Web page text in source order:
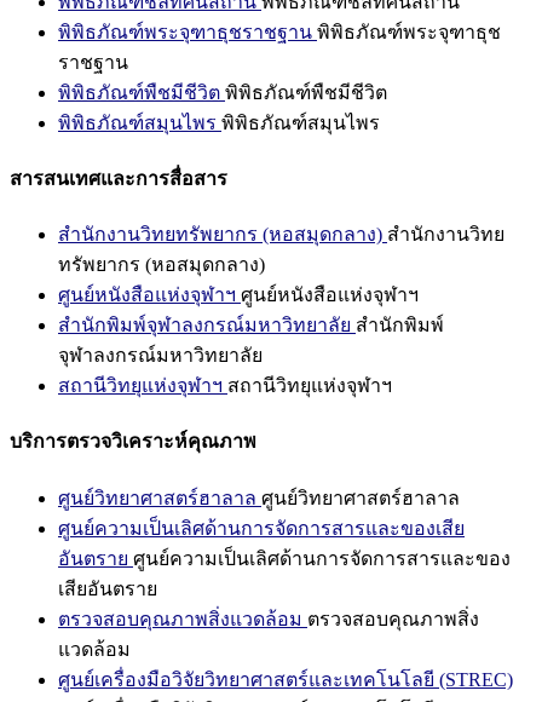
พิพิธภัณฑ์พระจุฑาธุชราชฐาน พิพิธภัณฑ์พระจุฑาธุช
ราชฐาน
พิพิธภัณฑ์พืชมีชีวิต พิพิธภัณฑ์พืชมีชีวิต
พิพิธภัณฑ์สมุนไพร พิพิธภัณฑ์สมุนไพร
สารสนเทศและการสื่อสาร
สำนักงานวิทยทรัพยากร (หอสมุดกลาง) สำนักงานวิทย
ทรัพยากร (หอสมุดกลาง)
ศูนย์หนังสือแห่งจุฬาฯ ศูนย์หนังสือแห่งจุฬาฯ
สำนักพิมพ์จุฬาลงกรณ์มหาวิทยาลัย สำนักพิมพ์
จุฬาลงกรณ์มหาวิทยาลัย
สถานีวิทยุแห่งจุฬาฯ สถานีวิทยุแห่งจุฬาฯ
บริการตรวจวิเคราะห์คุณภาพ
ศูนย์วิทยาศาสตร์ฮาลาล ศูนย์วิทยาศาสตร์ฮาลาล
ศูนย์ความเป็นเลิศด้านการจัดการสารและของเสีย
อันตราย ศูนย์ความเป็นเลิศด้านการจัดการสารและของ
เสียอันตราย
ตรวจสอบคุณภาพสิ่งแวดล้อม ตรวจสอบคุณภาพสิ่ง
แวดล้อม
ศูนย์เครื่องมือวิจัยวิทยาศาสตร์และเทคโนโลยี (STREC)